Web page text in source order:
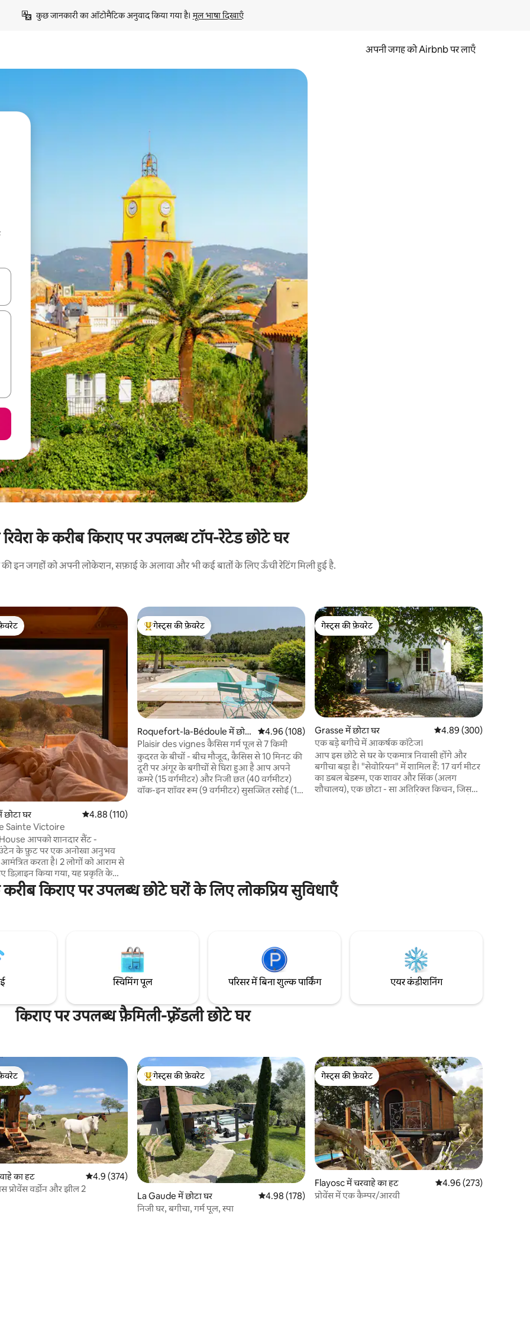
कुछ जानकारी का ऑटोमैटिक अनुवाद किया गया है। मूल भाषा दिखाएँ
अपनी जगह को Airbnb पर लाएँ
नेविगेट करें या टच या फिर स्वाइप जेस्चर का इस्तेमाल करके एक्सप्लोर करें।
के करीब किराए पर उपलब्ध टॉप-रेटेड छोटे घर
इन जगहों को अपनी लोकेशन, सफ़ाई के अलावा और भी कई बातों के लिए ऊँची रेटिंग मिली हुई है.
घर औसत रेटिंग 5 में से 4.88, 110 समीक्षाएँ
4.88 (110)
Sainte Victoire
House आपको शानदार सैंट -
के फ़ुट पर एक अनोखा अनुभव
करता है। 2 लोगों को आराम से
डिज़ाइन किया गया, यह प्रकृति के
सादगी और आराम को जोड़ता है।
दृश्यों को रिचार्ज करने और
गेस्ट्स का टॉप फ़ेवरेट
गेस्ट्स की फ़ेवरेट
Roquefort-la-Bédoule में छोटा
घर
औसत रेटिंग 5 में से 4.96, 108 समीक्षाएँ
4.96 (108)
Plaisir des vignes कैसिस गर्म पूल से 7 किमी
कुदरत के बीचों - बीच मौजूद, कैसिस से 10 मिनट की
दूरी पर अंगूर के बगीचों से घिरा हुआ है आप अपने
कमरे (15 वर्गमीटर) और निजी छत (40 वर्गमीटर)
वॉक-इन शॉवर रूम (9 वर्गमीटर) सुसज्जित रसोई (10
गेस्ट्स की फ़ेवरेट
गेस्ट्स की फ़ेवरेट
Grasse में छोटा घर औसत रेटिंग 5 में से 4.89,
4.89 (300)
एक बड़े बगीचे में आकर्षक कॉटेज।
आप इस छोटे से घर के एकमात्र निवासी होंगे और
बगीचा बड़ा है। "सेवोरियन" में शामिल हैं: 17 वर्ग मीटर
का डबल बेडरूम, एक शावर और सिंक (अलग
शौचालय), एक छोटा - सा अतिरिक्त किचन, जिसमें
करीब किराए पर उपलब्ध छोटे घरों के लिए लोकप्रिय सुविधाएँ
स्विमिंग पूल परिसर में बिना शुल्क पार्किंग एयर कंडीशनिंग
किराए पर उपलब्ध फ़ैमिली-फ़्रेंडली छोटे घर
का हट औसत रेटिंग 5 में से 4.9, 374 समीक्षाएँ
4.9 (374)
प्रोवेंस वर्डोन और झील 2
गेस्ट्स का टॉप फ़ेवरेट
गेस्ट्स की फ़ेवरेट
La Gaude में छोटा घर औसत रेटिंग 5 में से 4.98, 178 समीक्षाएँ
4.98 (178)
निजी घर, बगीचा, गर्म पूल, स्पा
गेस्ट्स की फ़ेवरेट
गेस्ट्स की फ़ेवरेट
Flayosc में चरवाहे का हट औसत रेटिंग 5 में से 4.96,
4.96 (273)
प्रोवेंस में एक कैम्पर/आरवी